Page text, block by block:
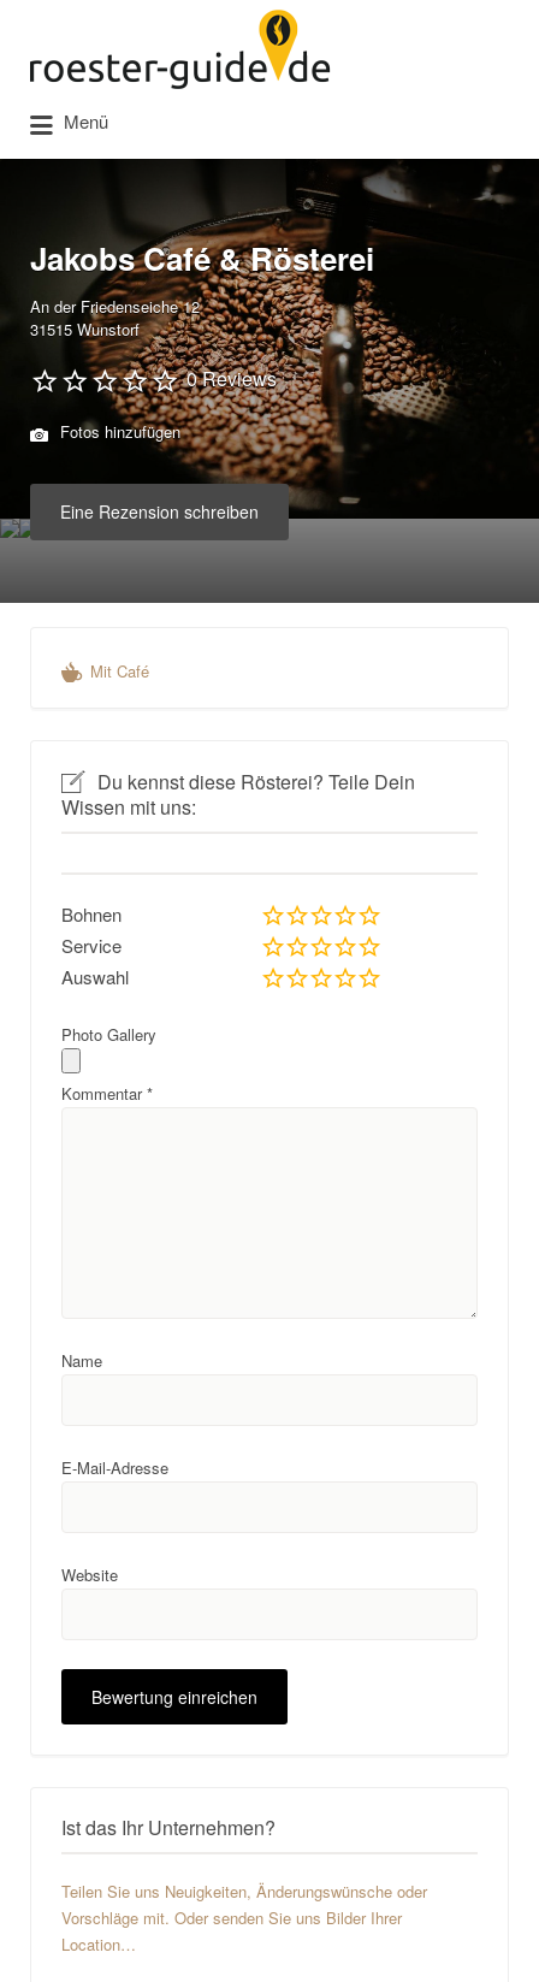
Menü
Jakobs Café & Rösterei
An der Friedenseiche 12
31515 Wunstorf
0 Reviews
Fotos hinzufügen
Eine Rezension schreiben
Mit Café
Du kennst diese Rösterei? Teile Dein
Wissen mit uns:
Bohnen
Service
Auswahl
Photo Gallery
Kommentar*
Name
E-Mail-Adresse
Website
Ist das Ihr Unternehmen?
Teilen Sie uns Neuigkeiten, Änderungswünsche oder
Vorschläge mit. Oder senden Sie uns Bilder Ihrer
Location…